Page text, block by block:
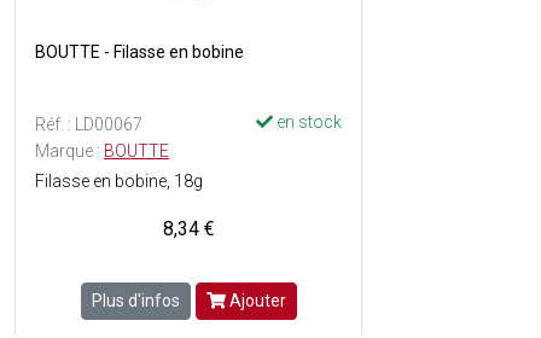
BOUTTE - Filasse en bobine
Réf. : LD00067
en stock
Marque : BOUTTE
Filasse en bobine, 18g
8,34 €
Plus d'infos Ajouter